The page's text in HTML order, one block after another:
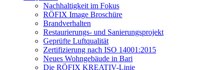
Nachhaltigkeit im Fokus
RÖFIX Image Broschüre
Brandverhalten
Restaurierungs- und Sanierungsprojekt
Geprüfte Luftqualität
Zertifizierung nach ISO 14001:2015
Neues Wohngebäude in Bari
Die RÖFIX KREATIV-Linie